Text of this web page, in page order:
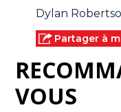
Dylan
Partager à
VOUS